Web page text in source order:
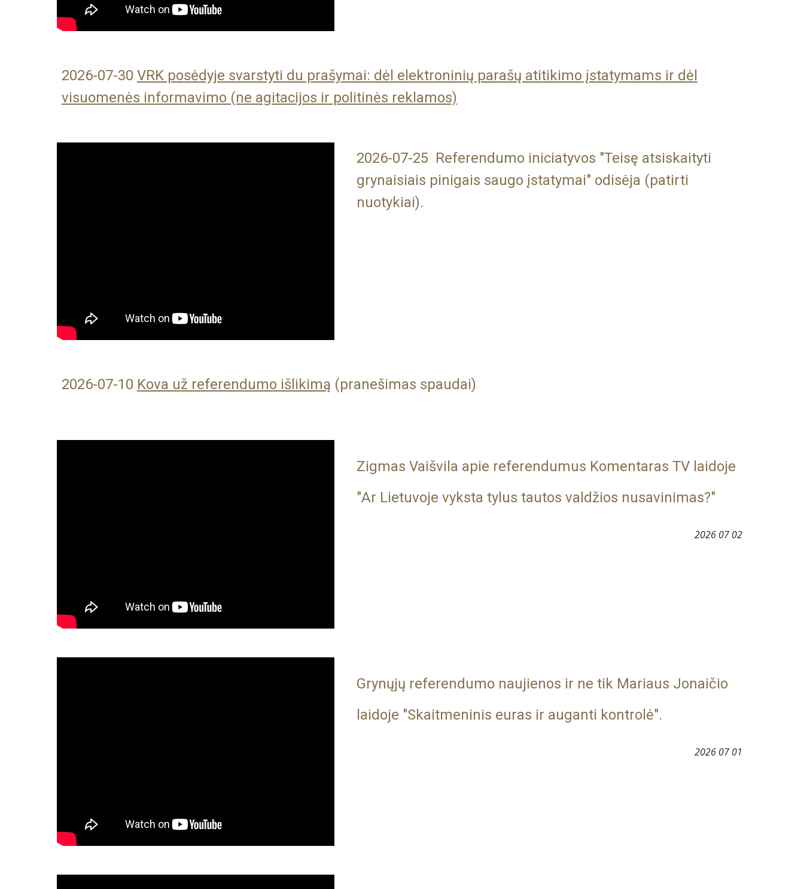
2026-07-30 VRK posėdyje svarstyti du prašymai: dėl elektroninių parašų atitikimo įstatymams ir dėl
visuomenės informavimo (ne agitacijos ir politinės reklamos)
2026-07-25 Referendumo iniciatyvos "Teisę atsiskaityti
grynaisiais pinigais saugo įstatymai" odisėja (patirti
nuotykiai).
2026-07-10 Kova už referendumo išlikimą (pranešimas spaudai)
Zigmas Vaišvila apie referendumus Komentaras TV laidoje
"Ar Lietuvoje vyksta tylus tautos valdžios nusavinimas?"
2026 07 02
Grynųjų referendumo naujienos ir ne tik Mariaus Jonaičio
laidoje "Skaitmeninis euras ir auganti kontrolė".
2026 07 01